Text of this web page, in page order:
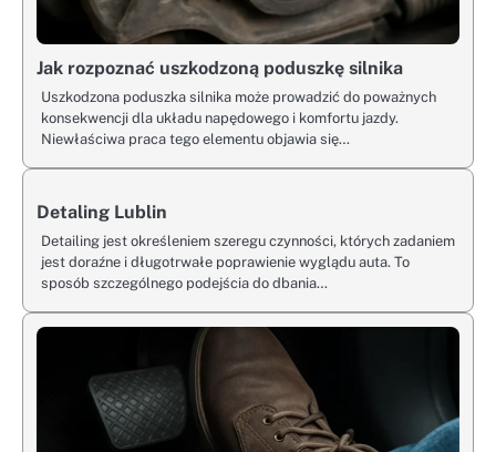
Jak rozpoznać uszkodzoną poduszkę silnika
Uszkodzona poduszka silnika może prowadzić do poważnych
konsekwencji dla układu napędowego i komfortu jazdy.
Niewłaściwa praca tego elementu objawia się…
Detaling Lublin
Detailing jest określeniem szeregu czynności, których zadaniem
jest doraźne i długotrwałe poprawienie wyglądu auta. To
sposób szczególnego podejścia do dbania…